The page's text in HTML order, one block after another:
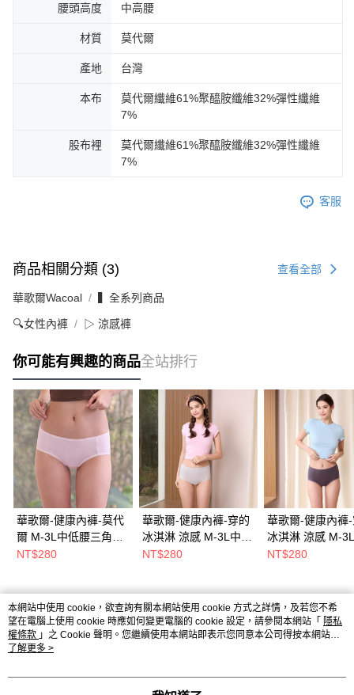
腰頭高度 中高腰
材質 莫代爾
產地 台灣
本布
莫代爾纖維61%聚醯胺纖維32%彈性纖維
7%
股布裡
莫代爾纖維61%聚醯胺纖維32%彈性纖維
7%
客服
商品相關分類 (3) 查看全部
華歌爾Wacoal ▍全系列商品
🔍女性內褲 ▷ 涼感褲
你可能有興趣的商品全站排行
華歌爾-健康內褲-莫代
爾 M-3L中低腰三角褲
(草莓粉) NSC067P9
NT$280
華歌爾-健康內褲-穿的
冰淇淋 涼感 M-3L中高
腰三角內褲(荔枝灰)
NT$280
華歌爾-健康內褲
冰淇淋 涼感 M-
腰三角內褲(藍莓
NT$280
熱門標籤
本網站中使用 cookie，欲查詢有關本網站使用 cookie 方式之詳情，及若您不希
望在電腦上使用 cookie 時應如何變更電腦的 cookie 設定，請參閱本網站「 隱私
權條款 」之 Cookie 聲明。您繼續使用本網站即表示您同意本公司得按本網站使
用條款之 Cookie 聲明使用 cookie。
了解更多 >